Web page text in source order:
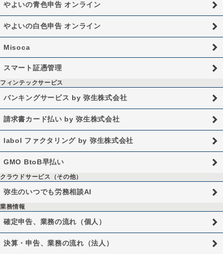
やよいの青色申告 オンライン
やよいの白色申告 オンライン
Misoca
スマート証憑管理
フィンテックサービス
バンキングサービス by 弥生株式会社
請求書カード払い by 弥生株式会社
labol ファクタリング by 弥生株式会社
GMO BtoB早払い
クラウドサービス（その他）
弥生のいつでも労務相談AI
業務情報
確定申告、業務の流れ（個人）
決算・申告、業務の流れ（法人）